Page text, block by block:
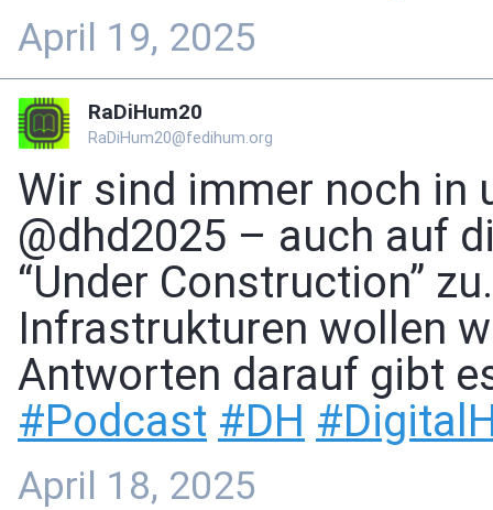
April 19, 2025
RaDiHum20
RaDiHum20@fedihum.org
Wir sind immer noch in
@dhd2025 – auch auf
“Under Construction”
Infrastrukturen wollen
Antworten darauf gibt
#Podcast #DH #
April 18, 2025